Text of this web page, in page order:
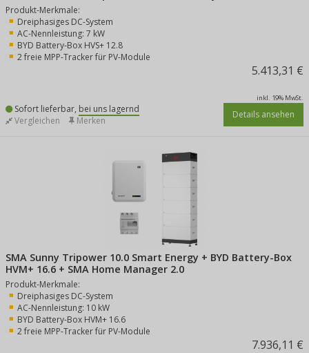
Produkt-Merkmale:
Dreiphasiges DC-System
AC-Nennleistung: 7 kW
BYD Battery-Box HVS+ 12.8
2 freie MPP-Tracker für PV-Module
5.413,31 €
inkl. 19% MwSt.
Sofort lieferbar, bei uns lagernd Details ansehen
Vergleichen Merken
SMA Sunny Tripower 10.0 Smart Energy + BYD Battery-Box
HVM+ 16.6 + SMA Home Manager 2.0
Produkt-Merkmale:
Dreiphasiges DC-System
AC-Nennleistung: 10 kW
BYD Battery-Box HVM+ 16.6
2 freie MPP-Tracker für PV-Module
7.936,11 €